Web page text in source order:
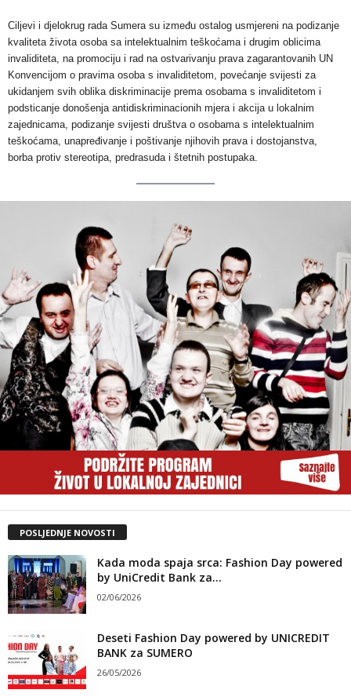
Ciljevi i djelokrug rada Sumera su između ostalog usmjereni na podizanje
kvaliteta života osoba sa intelektualnim teškoćama i drugim oblicima
invaliditeta, na promociju i rad na ostvarivanju prava zagarantovanih UN
Konvencijom o pravima osoba s invaliditetom, povećanje svijesti za
ukidanjem svih oblika diskriminacije prema osobama s invaliditetom i
podsticanje donošenja antidiskriminacionih mjera i akcija u lokalnim
zajednicama, podizanje svijesti društva o osobama s intelektualnim
teškoćama, unapređivanje i poštivanje njihovih prava i dostojanstva,
borba protiv stereotipa, predrasuda i štetnih postupaka.
POSLJEDNJE NOVOSTI
Kada moda spaja srca: Fashion Day powered
by UniCredit Bank za...
02/06/2026
Deseti Fashion Day powered by UNICREDIT
BANK za SUMERO
26/05/2026